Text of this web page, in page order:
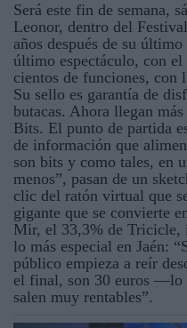
Será este fin de semana,
Leonor, dentro del
años después de su
último espectáculo, con
cientos de funciones, con
Su sello es garantía de
butacas. Ahora llegan
Bits. El punto de partida
de información que
son bits y como tales, en
menos”, pasan de un
clic del ratón virtual que
gigante que se convierte
Mir, el 33,3% de Tricicle,
lo más especial en Jaén:
público empieza a reír
el final, son 30 euros —lo
salen muy rentables”.